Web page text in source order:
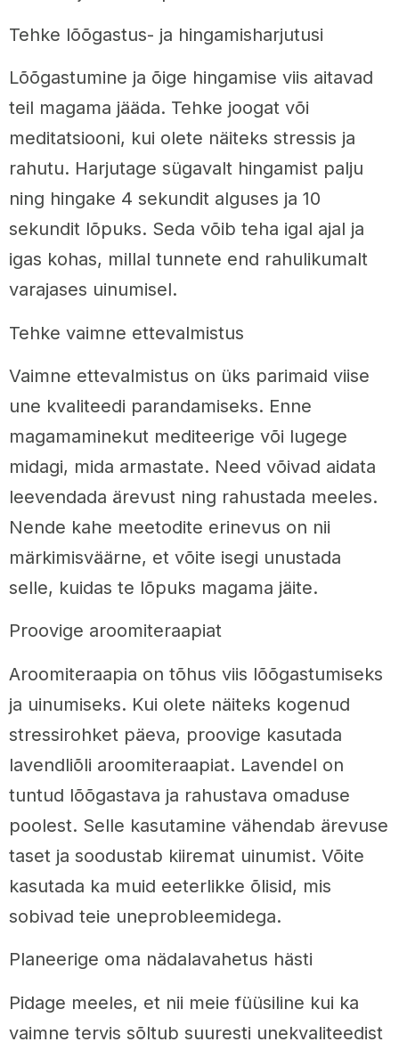
Tehke lõõgastus- ja hingamisharjutusi
Lõõgastumine ja õige hingamise viis aitavad
teil magama jääda. Tehke joogat või
meditatsiooni, kui olete näiteks stressis ja
rahutu. Harjutage sügavalt hingamist palju
ning hingake 4 sekundit alguses ja 10
sekundit lõpuks. Seda võib teha igal ajal ja
igas kohas, millal tunnete end rahulikumalt
varajases uinumisel.
Tehke vaimne ettevalmistus
Vaimne ettevalmistus on üks parimaid viise
une kvaliteedi parandamiseks. Enne
magamaminekut mediteerige või lugege
midagi, mida armastate. Need võivad aidata
leevendada ärevust ning rahustada meeles.
Nende kahe meetodite erinevus on nii
märkimisväärne, et võite isegi unustada
selle, kuidas te lõpuks magama jäite.
Proovige aroomiteraapiat
Aroomiteraapia on tõhus viis lõõgastumiseks
ja uinumiseks. Kui olete näiteks kogenud
stressirohket päeva, proovige kasutada
lavendliõli aroomiteraapiat. Lavendel on
tuntud lõõgastava ja rahustava omaduse
poolest. Selle kasutamine vähendab ärevuse
taset ja soodustab kiiremat uinumist. Võite
kasutada ka muid eeterlikke õlisid, mis
sobivad teie uneprobleemidega.
Planeerige oma nädalavahetus hästi
Pidage meeles, et nii meie füüsiline kui ka
vaimne tervis sõltub suuresti unekvaliteedist